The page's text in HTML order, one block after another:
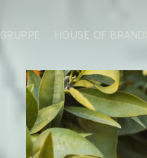
GRUPPE HOUSE OF BRANDS